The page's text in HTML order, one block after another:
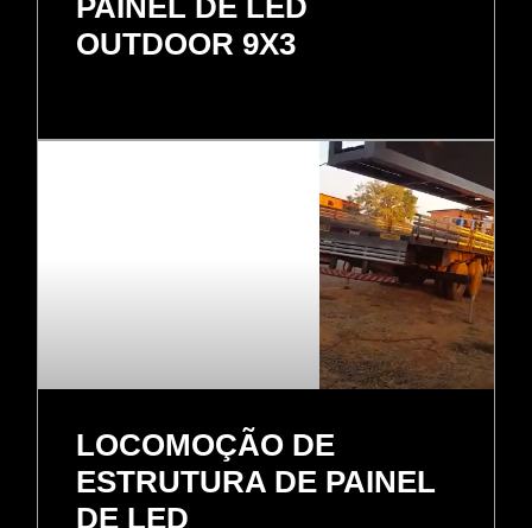
PAINEL DE LED
OUTDOOR 9X3
LOCOMOÇÃO DE
ESTRUTURA DE PAINEL
DE LED